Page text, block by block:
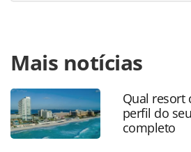
https://www.panrotas.com.br/
viagens/2019/09/flytour-viagens-
viagem-para-orlando_167329.html
oferecidas na página. Todo o
PANROTAS Editora é protegido
sobre direito autoral. Não
Mais notícias
Qual resort
perfil do
completo